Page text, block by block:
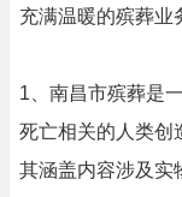
充满温暖的殡葬业
1、南昌市殡葬是
死亡相关的人类创
其涵盖内容涉及实